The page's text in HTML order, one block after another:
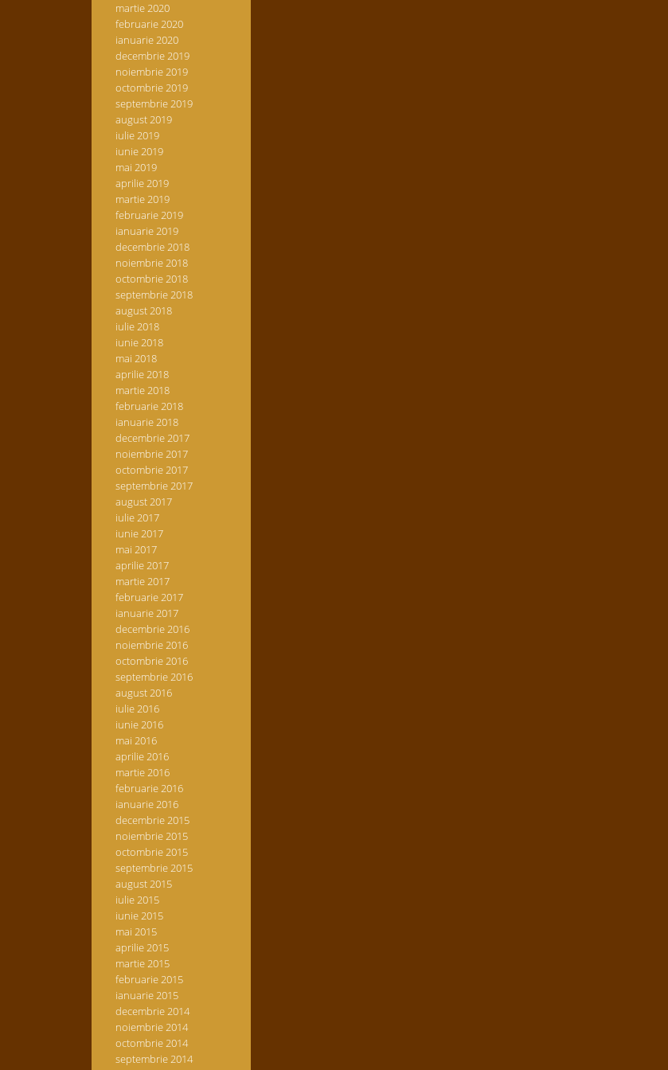
martie 2020
februarie 2020
ianuarie 2020
decembrie 2019
noiembrie 2019
octombrie 2019
septembrie 2019
august 2019
iulie 2019
iunie 2019
mai 2019
aprilie 2019
martie 2019
februarie 2019
ianuarie 2019
decembrie 2018
noiembrie 2018
octombrie 2018
septembrie 2018
august 2018
iulie 2018
iunie 2018
mai 2018
aprilie 2018
martie 2018
februarie 2018
ianuarie 2018
decembrie 2017
noiembrie 2017
octombrie 2017
septembrie 2017
august 2017
iulie 2017
iunie 2017
mai 2017
aprilie 2017
martie 2017
februarie 2017
ianuarie 2017
decembrie 2016
noiembrie 2016
octombrie 2016
septembrie 2016
august 2016
iulie 2016
iunie 2016
mai 2016
aprilie 2016
martie 2016
februarie 2016
ianuarie 2016
decembrie 2015
noiembrie 2015
octombrie 2015
septembrie 2015
august 2015
iulie 2015
iunie 2015
mai 2015
aprilie 2015
martie 2015
februarie 2015
ianuarie 2015
decembrie 2014
noiembrie 2014
octombrie 2014
septembrie 2014